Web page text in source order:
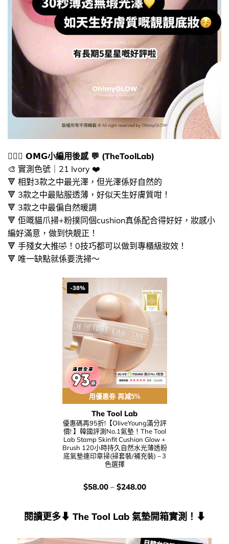
🙆🏻‍♀️ ​𝗢𝗠𝗚小編用後感 💬 (TheToolLab)
🎨​ 實測色號｜21 Ivory ❤️​
🔻​ 相對3款之中最光澤，但光澤係好自然的
🔻​ 3款之中最貼服透薄，好似天生好膚質咁！
🔻​ 3款之中最偏自然暖調
🔻 佢嘅貓爪掃+粉撲同個cushion真係配合得好好，妝感小
編好滿意，做到快靚正！
🔻 ​手殘女大推​🤣​！0技巧都可以做到專櫃級妝效！
🔻 ​唯一缺點就係要洗掃～
-38%
用優惠劵 再減5%
The Tool Lab
優惠碼再95折!【OliveYoung滿分評
價! 】韓國評測No.1氣墊！The Tool
Lab Stamp Skinfit Cushion Glow +
Brush 120小時持久自然水光薄透粉
底氣墊連印章掃(掃套裝/補充裝) – 3
色選擇
價
錢：
$58.00– $248.00
閱讀更多⬇ The Tool Lab 氣墊開箱實測！⬇